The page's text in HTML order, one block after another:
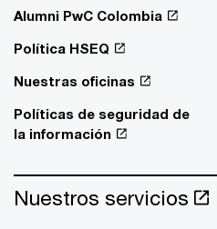
Alumni PwC Colombia
Política HSEQ
Nuestras oficinas
Políticas de seguridad de
la información
Nuestros servicios